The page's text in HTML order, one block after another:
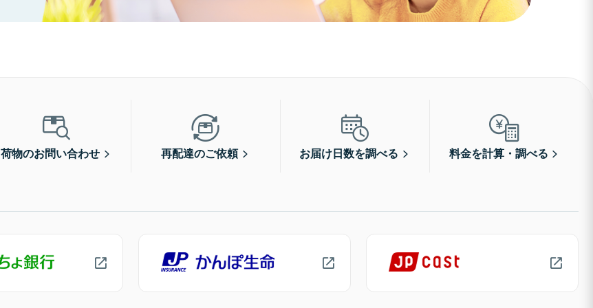
荷物のお問い合わせ 再配達のご依頼 お届け日数を調べる 料金を計算・調べる